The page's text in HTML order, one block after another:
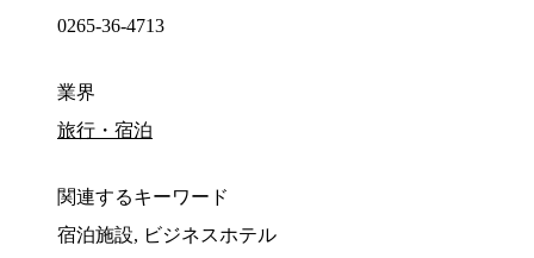
0265-36-4713
業界
旅行・宿泊
関連するキーワード
宿泊施設, ビジネスホテル